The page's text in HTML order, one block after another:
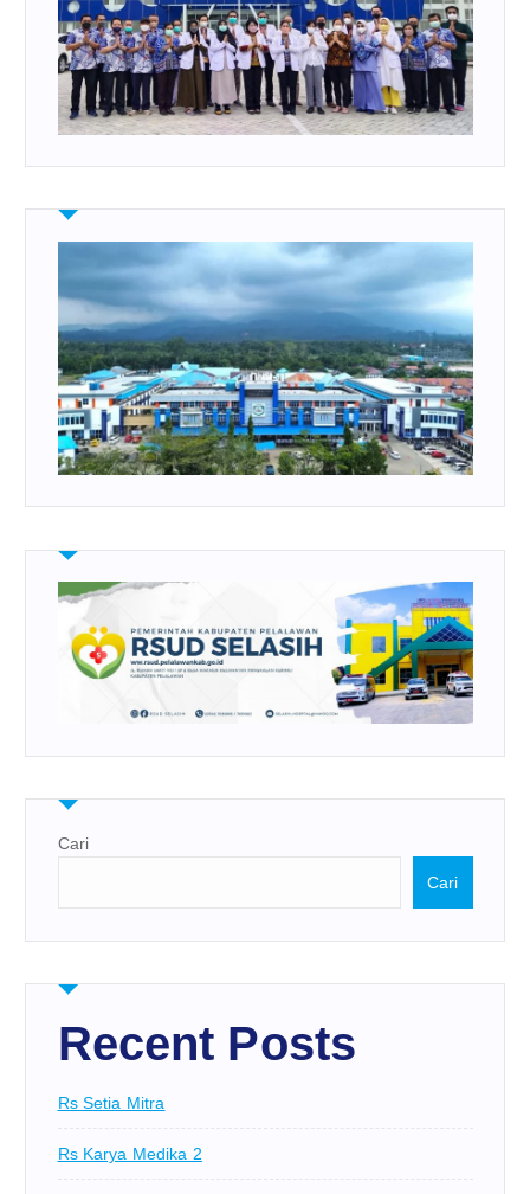
Cari
Cari
Recent Posts
Rs Setia Mitra
Rs Karya Medika 2